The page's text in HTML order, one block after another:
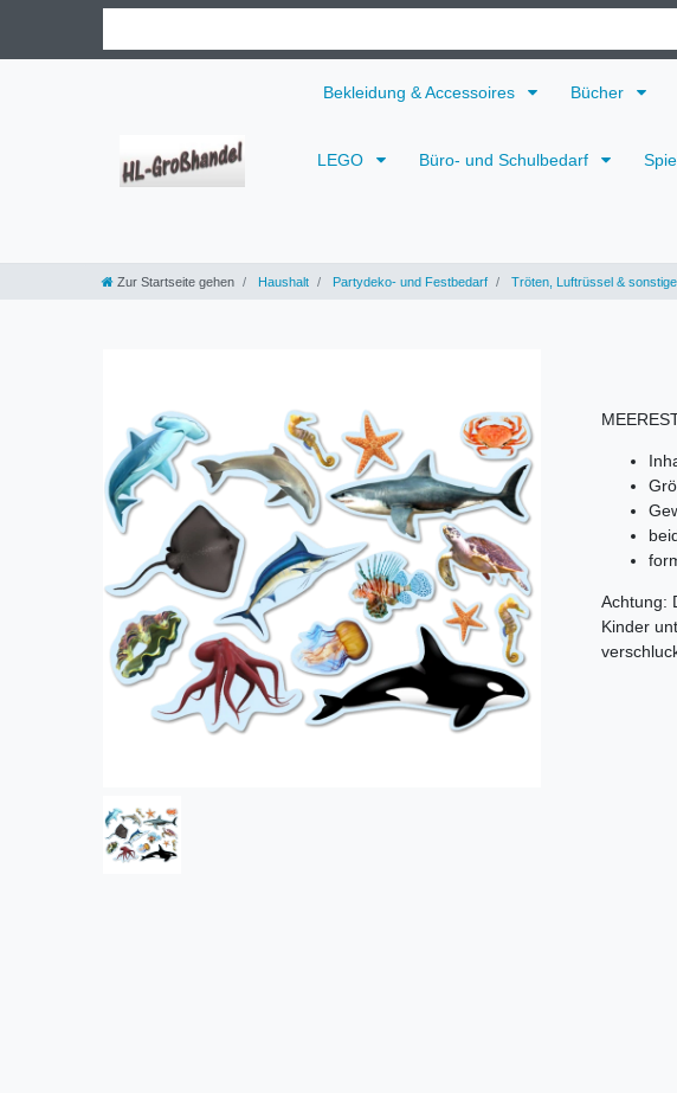
Bekleidung & Accessoires Bücher
LEGO Büro- und Schulbedarf
Zur Startseite gehen Haushalt Partydeko- und Festbedarf Tröten, Luftrüssel &
Achtung:
Kinder